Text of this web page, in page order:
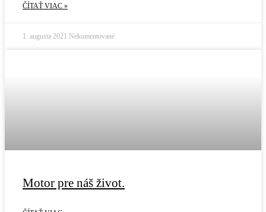
ČÍTAŤ VIAC »
1. augusta 2021 Nekomentované
Motor pre náš život.